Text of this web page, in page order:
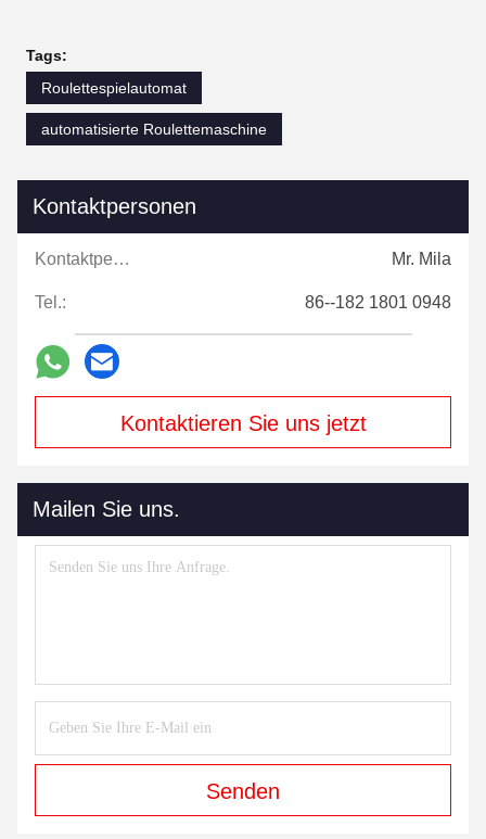
Tags:
Roulettespielautomat
automatisierte Roulettemaschine
Kontaktpersonen
Kontaktpersonen: Mr. Mila
Tel.: 86--182 1801 0948
Kontaktieren Sie uns jetzt
Mailen Sie uns.
Senden